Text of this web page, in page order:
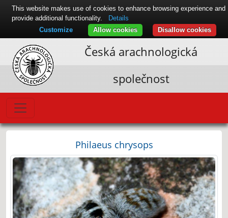
Česká arachnologická
společnost
Philaeus chrysops
This website makes use of cookies to enhance browsing experience and
provide additional functionality.
Details
Disallow cookies
Allow cookies
Customize